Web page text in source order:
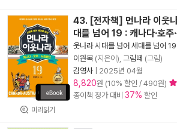
미리읽기
43. [전자책] 먼나라 이웃
대를 넘어 19 : 캐나다·호주
웃나라 시대를 넘어 세대를 넘어 19
이원복 (지은이), 그림떼 (그림)
김영사
2025년 04월
8,820원 (10% 할인 / 490원)
종이책 정가 대비 37% 할인